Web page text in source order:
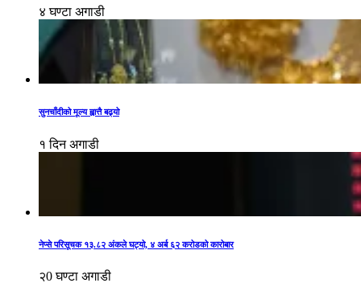
४ घण्टा अगाडी
सुनचाँदीको मूल्य ह्वात्तै बढ्यो
१ दिन अगाडी
नेप्से परिसूचक १३.८२ अंकले घट्यो, ४ अर्ब ६२ करोडको कारोबार
२0 घण्टा अगाडी